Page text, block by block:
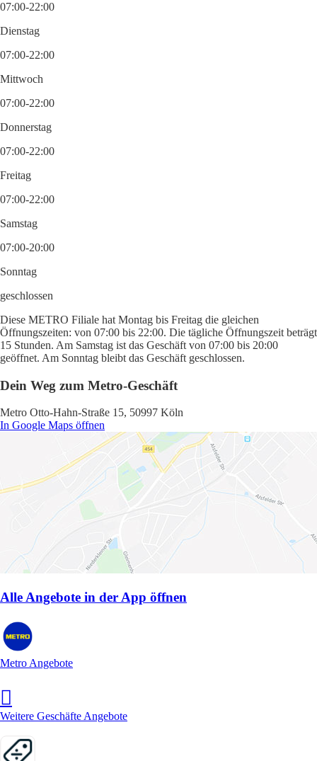
07:00-22:00
Dienstag
07:00-22:00
Mittwoch
07:00-22:00
Donnerstag
07:00-22:00
Freitag
07:00-22:00
Samstag
07:00-20:00
Sonntag
geschlossen
Diese METRO Filiale hat Montag bis Freitag die gleichen
Öffnungszeiten: von 07:00 bis 22:00. Die tägliche Öffnungszeit beträgt
15 Stunden. Am Samstag ist das Geschäft von 07:00 bis 20:00
geöffnet. Am Sonntag bleibt das Geschäft geschlossen.
Dein Weg zum Metro-Geschäft
Metro Otto-Hahn-Straße 15, 50997 Köln
In Google Maps öffnen
Alle Angebote in der App öffnen
Metro Angebote
Weitere Geschäfte Angebote